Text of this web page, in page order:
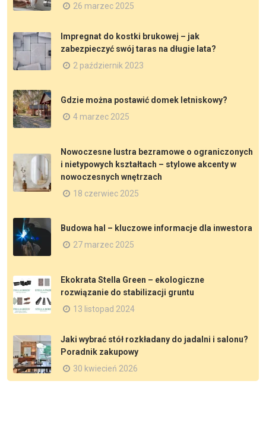
26 marzec 2025
Impregnat do kostki brukowej – jak
zabezpieczyć swój taras na długie lata?
2 październik 2023
Gdzie można postawić domek letniskowy?
4 marzec 2025
Nowoczesne lustra bezramowe o ograniczonych
i nietypowych kształtach – stylowe akcenty w
nowoczesnych wnętrzach
18 czerwiec 2025
Budowa hal – kluczowe informacje dla inwestora
27 marzec 2025
Ekokrata Stella Green – ekologiczne
rozwiązanie do stabilizacji gruntu
13 listopad 2024
Jaki wybrać stół rozkładany do jadalni i salonu?
Poradnik zakupowy
30 kwiecień 2026